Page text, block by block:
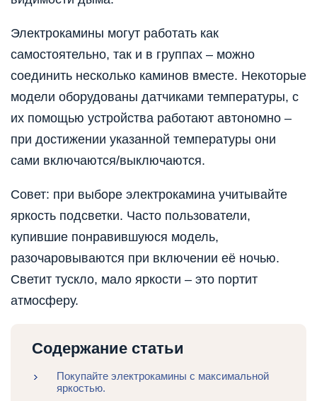
Электрокамины могут работать как
самостоятельно, так и в группах – можно
соединить несколько каминов вместе. Некоторые
модели оборудованы датчиками температуры, с
их помощью устройства работают автономно –
при достижении указанной температуры они
сами включаются/выключаются.
Совет: при выборе электрокамина учитывайте
яркость подсветки. Часто пользователи,
купившие понравившуюся модель,
разочаровываются при включении её ночью.
Светит тускло, мало яркости – это портит
атмосферу.
Содержание статьи
Покупайте электрокамины с максимальной
яркостью.